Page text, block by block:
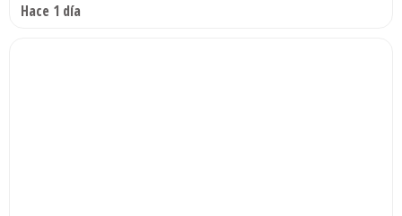
Hace 1 día